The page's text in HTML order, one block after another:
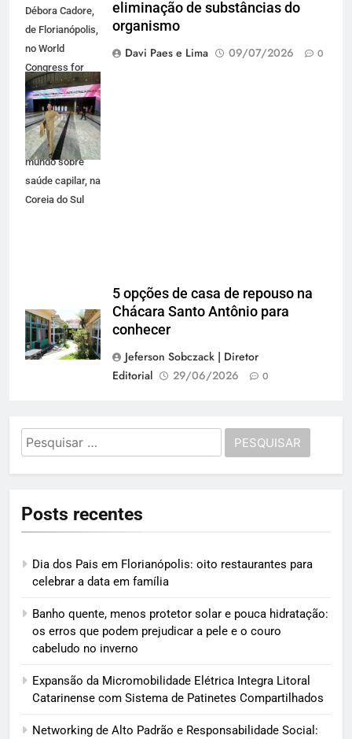
Débora Cadore,
de Florianópolis,
no World
Congress for
Hair Research,
principal
congresso
científico do
mundo sobre
saúde capilar, na
Coreia do Sul
eliminação de substâncias do
organismo
Davi Paes e Lima
09/07/2026 0
5 opções de casa de repouso na
Chácara Santo Antônio para
conhecer
Jeferson Sobczack | Diretor
Editorial
29/06/2026 0
Pesquisar
por:
Posts recentes
Dia dos Pais em Florianópolis: oito restaurantes para
celebrar a data em família
Banho quente, menos protetor solar e pouca hidratação:
os erros que podem prejudicar a pele e o couro
cabeludo no inverno
Expansão da Micromobilidade Elétrica Integra Litoral
Catarinense com Sistema de Patinetes Compartilhados
Networking de Alto Padrão e Responsabilidade Social: